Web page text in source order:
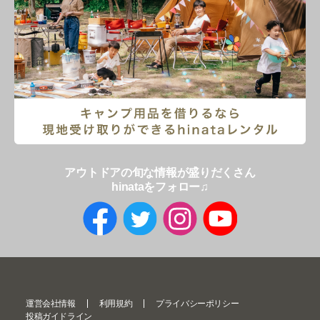
アウトドアの旬な情報が盛りだくさん
hinataをフォロー♫
運営会社情報 利用規約
プライバシーポリシー
投稿ガイドライン